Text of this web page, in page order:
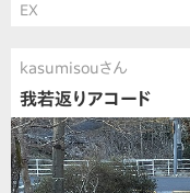
EX
kasumisouさん
我若返りアコード